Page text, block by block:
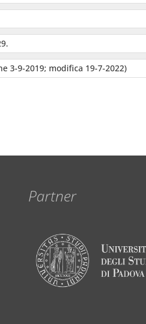
3-9-2019; modifica 19-7-2022)
Partner